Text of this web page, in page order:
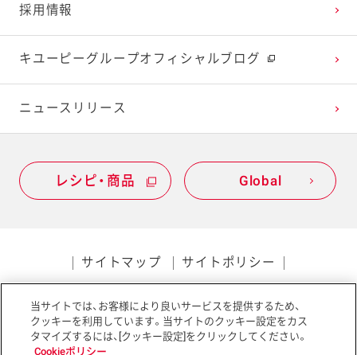
採用情報
キユーピーグループオフィシャルブログ
ニュースリリース
レシピ・商品 Global
サイトマップ サイトポリシー
ソーシャルメディアポリシー アクセシビリティ
当サイトでは、お客様により良いサービスを提供するため、
クッキーを利用しています。当サイトのクッキー設定をカス
タマイズするには、[クッキー設定]をクリックしてください。
Cookieポリシー